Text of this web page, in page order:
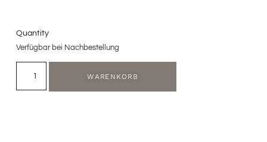
Quantity
Verfügbar bei Nachbestellung
WARENKORB